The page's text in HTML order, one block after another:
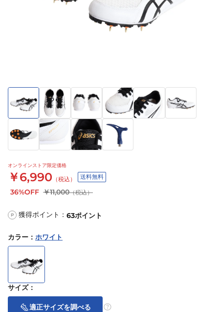
オンラインストア限定価格
￥6,990 （税込） 送料無料
36%OFF ￥11,000（税込）
P 獲得ポイント： 63ポイント
カラー ： ホワイト
サイズ：
適正サイズを調べる